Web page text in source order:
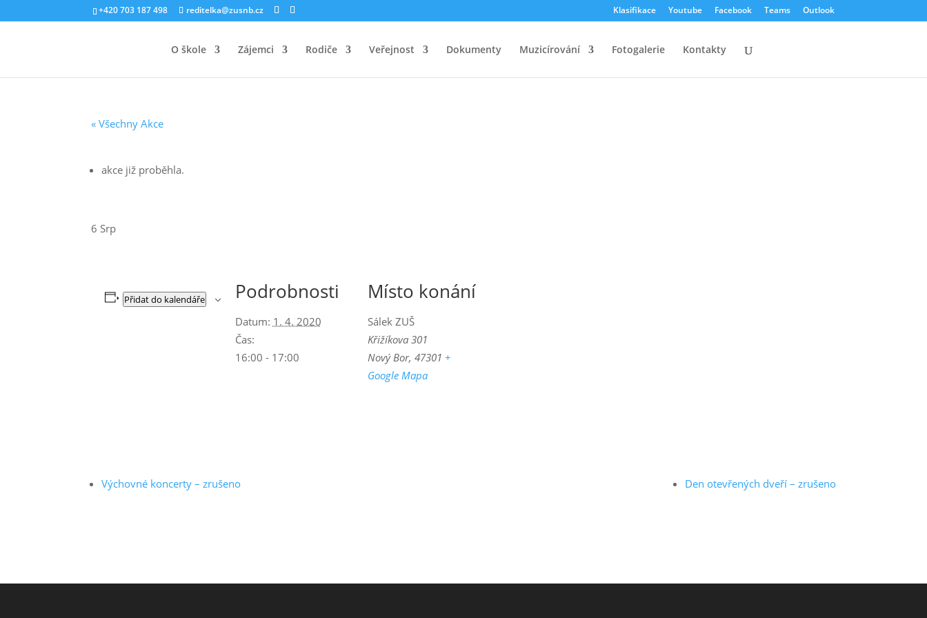
+420 703 187 498 reditelka@zusnb.cz Klasifikace Youtube Facebook Teams Outlook
O škole Zájemci Rodiče Veřejnost Dokumenty Muzicírování Fotogalerie Kontakty
« Všechny Akce
akce již proběhla.
6 Srp
Přidat do kalendáře Podrobnosti
Datum: 1. 4. 2020
Čas:
16:00 - 17:00
Místo konání
Sálek ZUŠ
Křižíkova 301
Nový Bor, 47301 +
Google Mapa
Výchovné koncerty – zrušeno Den otevřených dveří – zrušeno